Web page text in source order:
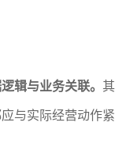
辑与业务关联。 其
与实际经营动作紧